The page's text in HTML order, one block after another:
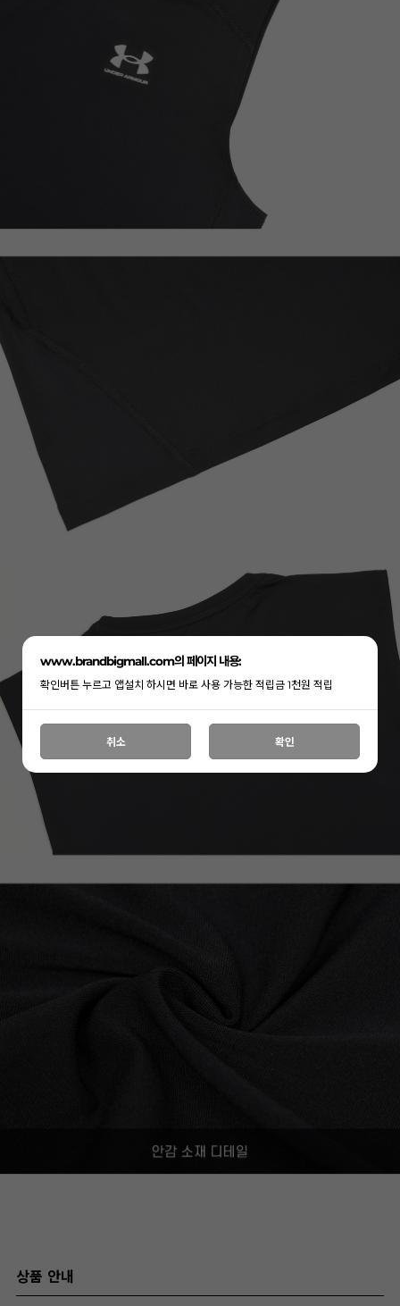
상품 안내
www.brandbigmall.com의 페이지 내용:
확인버튼 누르고 앱설치 하시면 바로 사용 가능한 적립금 1천원 적립
취소 확인